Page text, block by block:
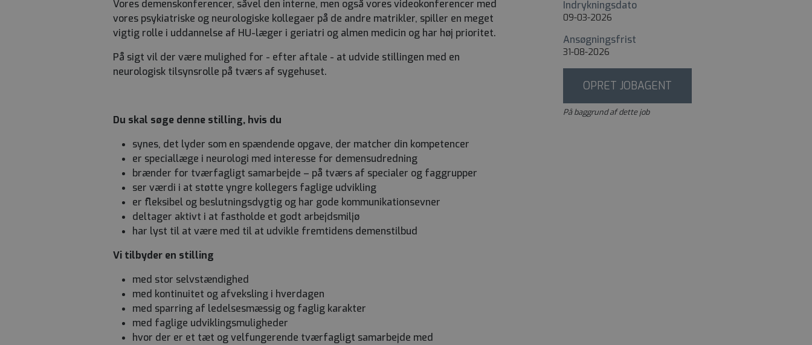
Vores demenskonferencer, såvel den interne, men også vores videokonferencer med
vores psykiatriske og neurologiske kollegaer på de andre matrikler, spiller en meget
vigtig rolle i uddannelse af HU-læger i geriatri og almen medicin og har høj prioritet.
På sigt vil der være mulighed for - efter aftale - at udvide stillingen med en
neurologisk tilsynsrolle på tværs af sygehuset.
Du skal søge denne stilling, hvis du
synes, det lyder som en spændende opgave, der matcher din kompetencer
er speciallæge i neurologi med interesse for demensudredning
brænder for tværfagligt samarbejde – på tværs af specialer og faggrupper
ser værdi i at støtte yngre kollegers faglige udvikling
er fleksibel og beslutningsdygtig og har gode kommunikationsevner
deltager aktivt i at fastholde et godt arbejdsmiljø
har lyst til at være med til at udvikle fremtidens demenstilbud
Vi tilbyder en stilling
med stor selvstændighed
med kontinuitet og afveksling i hverdagen
med sparring af ledelsesmæssig og faglig karakter
med faglige udviklingsmuligheder
hvor der er et tæt og velfungerende tværfagligt samarbejde med
Indrykningsdato
09-03-2026
Ansøgningsfrist
31-08-2026
OPRET JOBAGENT
På baggrund af dette job